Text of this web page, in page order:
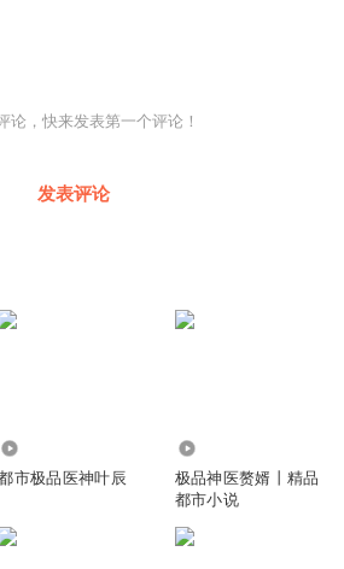
论，快来发表第一个评论！
发表评论
市极品医神叶辰
极品神医赘婿丨精品
都市小说